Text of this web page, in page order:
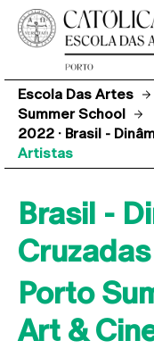
Escola Das Artes
Summer School
2022 · Brasil -
Artistas
Brasil -
Porto
Art &